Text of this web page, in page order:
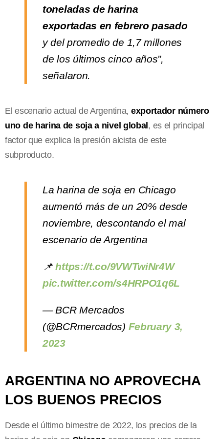
toneladas de harina
exportadas en febrero pasado
y del promedio de 1,7 millones
de los últimos cinco años”,
señalaron.
El escenario actual de Argentina, exportador número
uno de harina de soja a nivel global, es el principal
factor que explica la presión alcista de este
subproducto.
La harina de soja en Chicago
aumentó más de un 20% desde
noviembre, descontando el mal
escenario de Argentina
📌https://t.co/9VWTwiNr4W
pic.twitter.com/s4HRPO1q6L
— BCR Mercados
(@BCRmercados) February 3,
2023
ARGENTINA NO APROVECHA
LOS BUENOS PRECIOS
Desde el último bimestre de 2022, los precios de la